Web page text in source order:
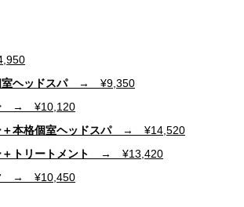
ヘッドスパ→ ¥9,350
→ ¥10,120
本格個室ヘッドスパ→ ¥14,520
トリートメント
→ ¥13,420
→ ¥10,450